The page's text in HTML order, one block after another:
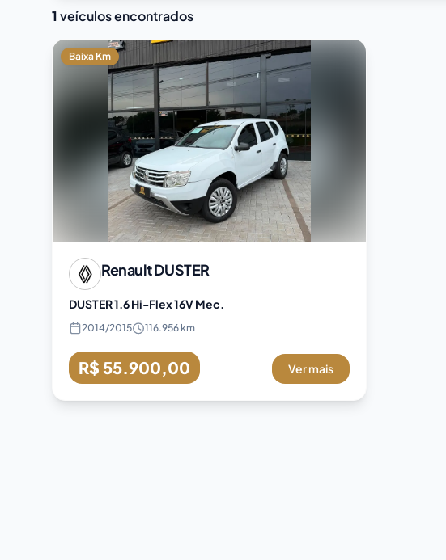
1veículos encontrados
Baixa Km
RenaultDUSTER
DUSTER 1.6 Hi-Flex 16V Mec.
2014/2015 116.956 km
R$ 55.900,00 Ver mais